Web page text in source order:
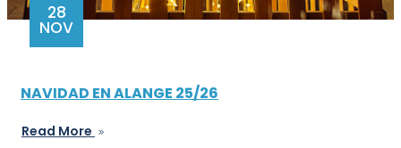
28
NOV
NAVIDAD EN ALANGE 25/26
Read More